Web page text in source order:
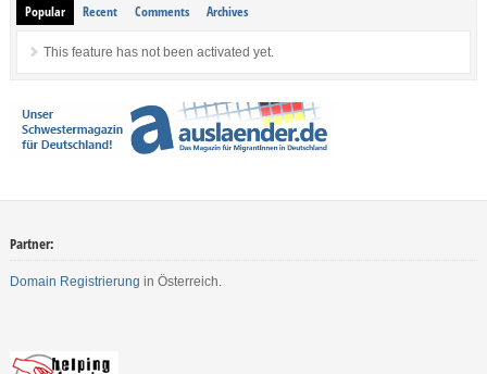
Popular Recent Comments Archives
This feature has not been activated yet.
Partner:
Domain Registrierung in Österreich.